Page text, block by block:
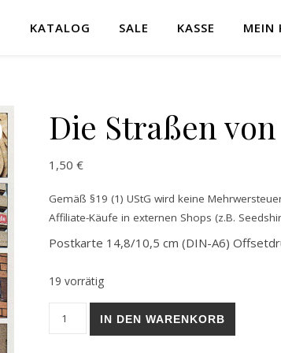
KATALOG SALE KASSE MEIN
Die Straßen
1,50 €
Gemäß §19 (1) UStG wird keine
Affiliate-Käufe in externen Shops (z.B.
Postkarte 14,8/10,5 cm (DIN-A6)
19 vorrätig
Die Straßen von Mainz Menge
IN DEN WARENKORB